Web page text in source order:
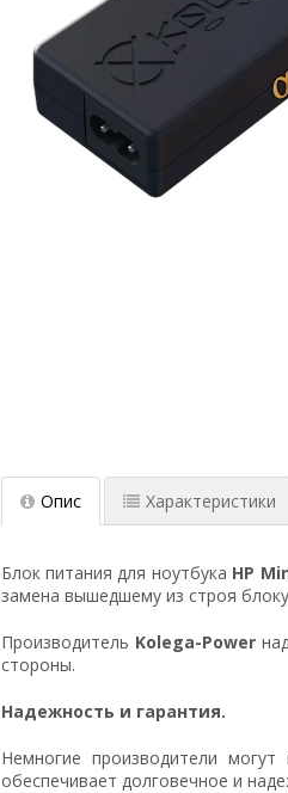
Опис Характеристики
Блок питания для ноутбука HP
замена вышедшему из строя
Производитель Kolega-Power
стороны.
Надежность и гарантия.
Немногие производители
обеспечивает долговечное и